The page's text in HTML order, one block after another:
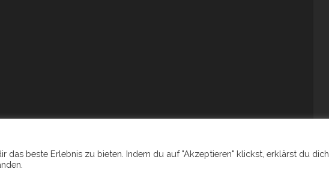
das beste Erlebnis zu bieten. Indem du auf "Akzeptieren" klickst, erklärst du dich